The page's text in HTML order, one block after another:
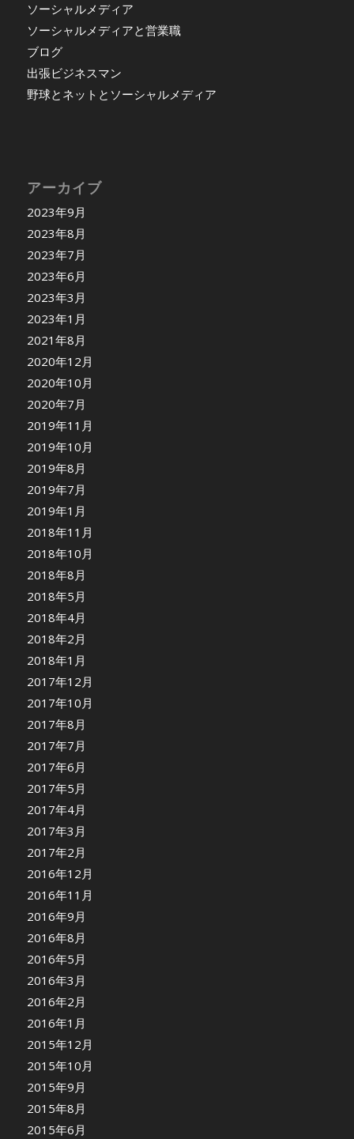
ソーシャルメディア
ソーシャルメディアと営業職
ブログ
出張ビジネスマン
野球とネットとソーシャルメディア
アーカイブ
2023年9月
2023年8月
2023年7月
2023年6月
2023年3月
2023年1月
2021年8月
2020年12月
2020年10月
2020年7月
2019年11月
2019年10月
2019年8月
2019年7月
2019年1月
2018年11月
2018年10月
2018年8月
2018年5月
2018年4月
2018年2月
2018年1月
2017年12月
2017年10月
2017年8月
2017年7月
2017年6月
2017年5月
2017年4月
2017年3月
2017年2月
2016年12月
2016年11月
2016年9月
2016年8月
2016年5月
2016年3月
2016年2月
2016年1月
2015年12月
2015年10月
2015年9月
2015年8月
2015年6月